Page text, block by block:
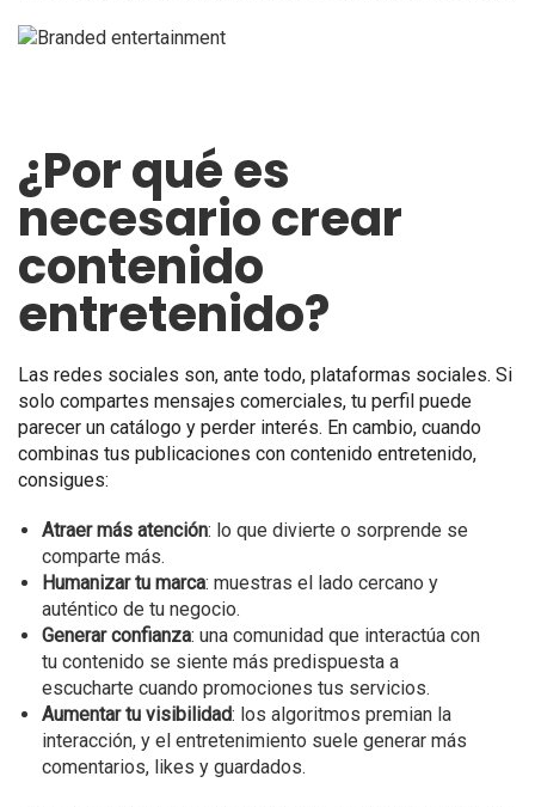
¿Por qué es
necesario crear
contenido
entretenido?
Las redes sociales son, ante todo, plataformas sociales. Si
solo compartes mensajes comerciales, tu perfil puede
parecer un catálogo y perder interés. En cambio, cuando
combinas tus publicaciones con contenido entretenido,
consigues:
Atraer más atención: lo que divierte o sorprende se
comparte más.
Humanizar tu marca: muestras el lado cercano y
auténtico de tu negocio.
Generar confianza: una comunidad que interactúa con
tu contenido se siente más predispuesta a
escucharte cuando promociones tus servicios.
Aumentar tu visibilidad: los algoritmos premian la
interacción, y el entretenimiento suele generar más
comentarios, likes y guardados.